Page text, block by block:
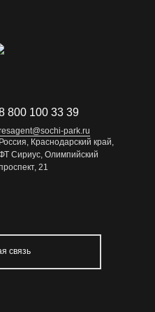
800 100 33 39
Россия, Краснодарский край,
Сириус, Олимпийский
21
park.ru
связь